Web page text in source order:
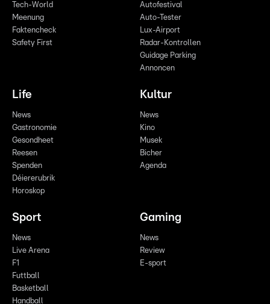
Tech-World
Meenung
Faktencheck
Safety First
Autofestival
Auto-Tester
Lux-Airport
Radar-Kontrollen
Guidage Parking
Annoncen
Life
News
Gastronomie
Gesondheet
Reesen
Spenden
Déiererubrik
Horoskop
Kultur
News
Kino
Musek
Bicher
Agenda
Sport
News
Live Arena
F1
Futtball
Basketball
Handball
Gaming
News
Review
E-sport